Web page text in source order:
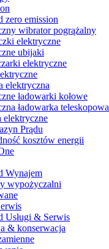
zero emission
wibrator pogrążalny
elektryczne
ubijaki
elektryczne
elektryczna
ładowarki kołowe
ładowarka teleskopowa
elektryczne
Prądu
kosztów energii
Wynajem
wypożyczalni
Usługi & Serwis
& konserwacja